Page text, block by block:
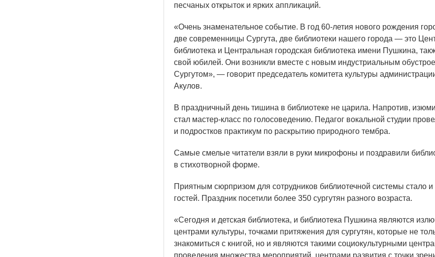
песчаных открыток и ярких аппликаций.
«Очень знаменательное событие. В год 60-летия нового рождения
две современницы Сургута, две библиотеки нашего города — это
библиотека и Центральная городская библиотека имени Пушкина,
свой юбилей. Они возникли вместе с новым индустриальным
Сургутом», — говорит председатель комитета культуры
Акулов.
В праздничный день тишина в библиотеке не царила. Напротив,
стал мастер-класс по голосоведению. Педагог вокальной студии
и подростков практикум по раскрытию природного тембра.
Самые смелые читатели взяли в руки микрофоны и поздравили
в стихотворной форме.
Приятным сюрпризом для сотрудников библиотечной системы стало и
гостей. Праздник посетили более 350 сургутян разного возраста.
«Сегодня и детская библиотека, и библиотека Пушкина являются
центрами культуры, точками притяжения для сургутян, которые не
знакомиться с книгой, но и являются такими социокультурными
проведения множества мероприятий, центрами развития с точки